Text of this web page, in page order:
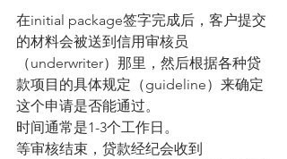
在initial package签字完成后，客户提交
的材料会被送到信用审核员
（underwriter）那里，然后根据各种贷
款项目的具体规定（guideline）来确定
这个申请是否能通过。
时间通常是1-3个工作日。
等审核结束，贷款经纪会收到